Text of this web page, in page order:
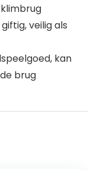
veilig als
kan
brug